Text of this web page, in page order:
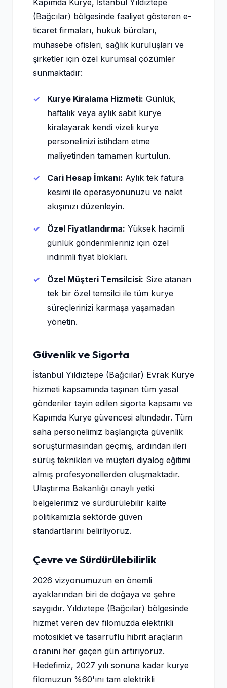
Kapımda Kurye, İstanbul Yıldıztepe
(Bağcılar) bölgesinde faaliyet gösteren e-
ticaret firmaları, hukuk büroları,
muhasebe ofisleri, sağlık kuruluşları ve
şirketler için özel kurumsal çözümler
sunmaktadır:
Kurye Kiralama Hizmeti: Günlük,
haftalık veya aylık sabit kurye
kiralayarak kendi vizeli kurye
personelinizi istihdam etme
maliyetinden tamamen kurtulun.
Cari Hesap İmkanı: Aylık tek fatura
kesimi ile operasyonunuzu ve nakit
akışınızı düzenleyin.
Özel Fiyatlandırma: Yüksek hacimli
günlük gönderimleriniz için özel
indirimli fiyat blokları.
Özel Müşteri Temsilcisi: Size atanan
tek bir özel temsilci ile tüm kurye
süreçlerinizi karmaşa yaşamadan
yönetin.
Güvenlik ve Sigorta
İstanbul Yıldıztepe (Bağcılar) Evrak Kurye
hizmeti kapsamında taşınan tüm yasal
gönderiler tayin edilen sigorta kapsamı ve
Kapımda Kurye güvencesi altındadır. Tüm
saha personelimiz başlangıçta güvenlik
soruşturmasından geçmiş, ardından ileri
sürüş teknikleri ve müşteri diyalog eğitimi
almış profesyonellerden oluşmaktadır.
Ulaştırma Bakanlığı onaylı yetki
belgelerimiz ve sürdürülebilir kalite
politikamızla sektörde güven
standartlarını belirliyoruz.
Çevre ve Sürdürülebilirlik
2026 vizyonumuzun en önemli
ayaklarından biri de doğaya ve şehre
saygıdır. Yıldıztepe (Bağcılar) bölgesinde
hizmet veren dev filomuzda elektrikli
motosiklet ve tasarruflu hibrit araçların
oranını her geçen gün artırıyoruz.
Hedefimiz, 2027 yılı sonuna kadar kurye
filomuzun %60'ını tam elektrikli